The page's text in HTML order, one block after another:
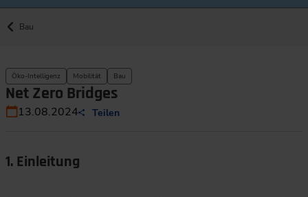
Bau
Öko-Intelligenz Mobilität Bau
Net Zero Bridges
13.08.2024 Teilen
1. Einleitung